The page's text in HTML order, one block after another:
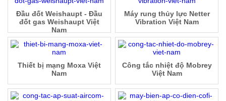
Máy rung thủy lực Netter
Vibration Việt Nam
Đầu đốt Weishaupt - Đầu
đốt gas Weishaupt Việt
Nam
Công tắc nhiệt độ Mobrey
Việt Nam
Thiết bị mạng Moxa Việt
Nam